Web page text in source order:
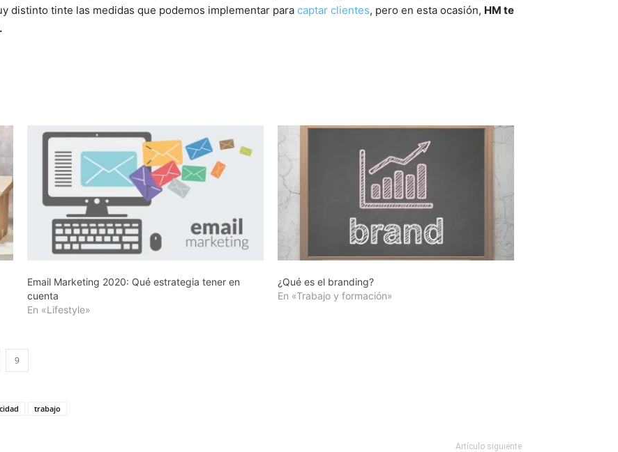
distinto tinte las medidas que podemos implementar para captar clientes, pero en esta ocasión, HM te
Email Marketing 2020: Qué estrategia tener en
cuenta
En «Lifestyle»
¿Qué es el branding?
En «Trabajo y formación»
9
trabajo
Artículo siguiente